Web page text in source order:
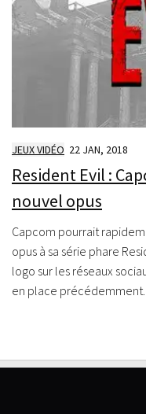
JEUX VIDÉO 22 JAN, 2018
Resident Evil :
nouvel opus
Capcom pourrait
opus à sa série phare
logo sur les réseaux
en place précédemment.